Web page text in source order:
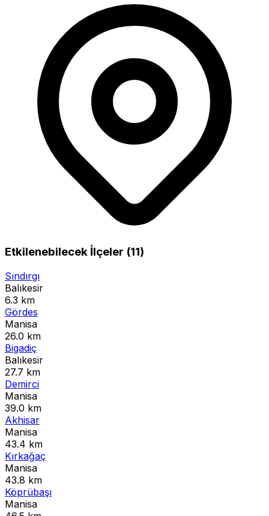
Etkilenebilecek İlçeler (11)
Sındırgı
Balıkesir
6.3 km
Gördes
Manisa
26.0 km
Bigadiç
Balıkesir
27.7 km
Demirci
Manisa
39.0 km
Akhisar
Manisa
43.4 km
Kırkağaç
Manisa
43.8 km
Köprübaşı
Manisa